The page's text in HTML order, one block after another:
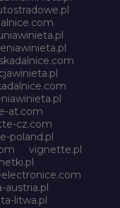
at.com
cz.com
poland.pl
vignette.pl
austria.pl
litwa.pl